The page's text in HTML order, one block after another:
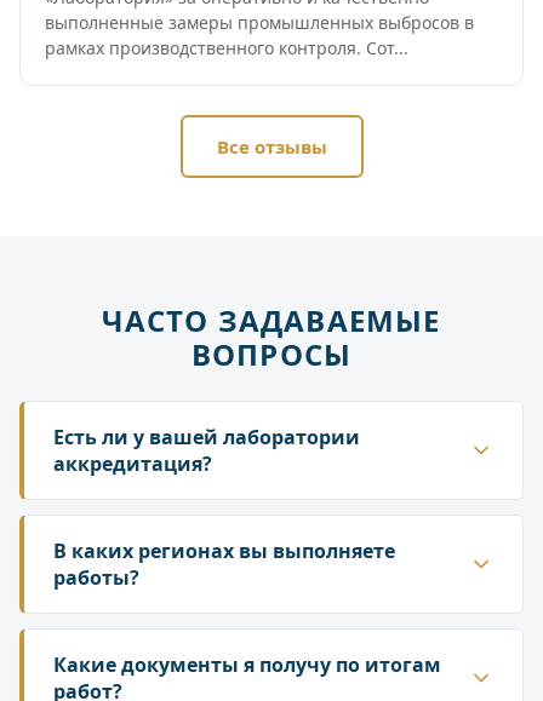
выполненные замеры промышленных выбросов в
рамках производственного контроля. Сот...
Все отзывы
ЧАСТО ЗАДАВАЕМЫЕ
ВОПРОСЫ
Есть ли у вашей лаборатории
аккредитация?
Да. ГК «Лаборатория» аккредитована в
национальной системе Росаккредитации. Наши
протоколы и заключения принимаются
Росприроднадзором, государственной
инспекцией труда.
В каких регионах вы выполняете
работы?
Работаем по всей территории России. У нас
собственная сеть лабораторий и партнёрских
подразделений, что позволяет организовать
Какие документы я получу по итогам
работ?